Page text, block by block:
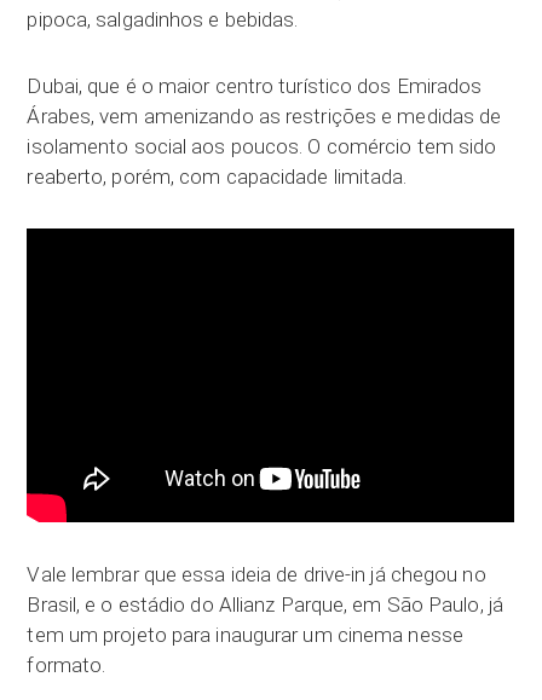
pipoca, salgadinhos e bebidas.
Dubai, que é o maior centro turístico dos Emirados
Árabes, vem amenizando as restrições e medidas de
isolamento social aos poucos. O comércio tem sido
reaberto, porém, com capacidade limitada.
Vale lembrar que essa ideia de drive-in já chegou no
Brasil, e o estádio do Allianz Parque, em São Paulo, já
tem um projeto para inaugurar um cinema nesse
formato.